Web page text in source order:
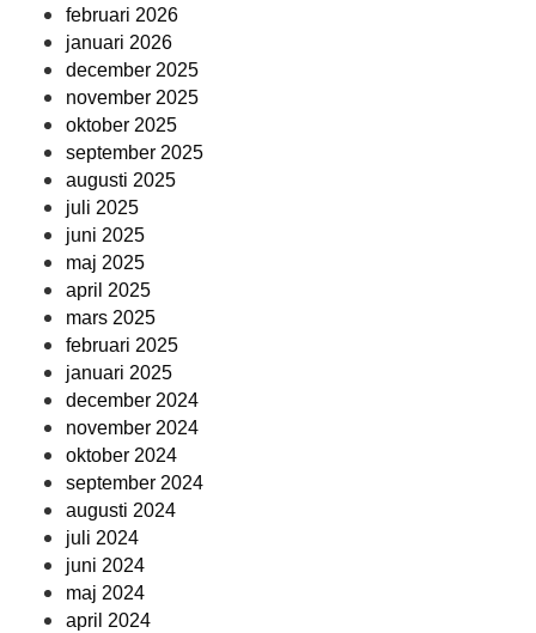
februari 2026
januari 2026
december 2025
november 2025
oktober 2025
september 2025
augusti 2025
juli 2025
juni 2025
maj 2025
april 2025
mars 2025
februari 2025
januari 2025
december 2024
november 2024
oktober 2024
september 2024
augusti 2024
juli 2024
juni 2024
maj 2024
april 2024